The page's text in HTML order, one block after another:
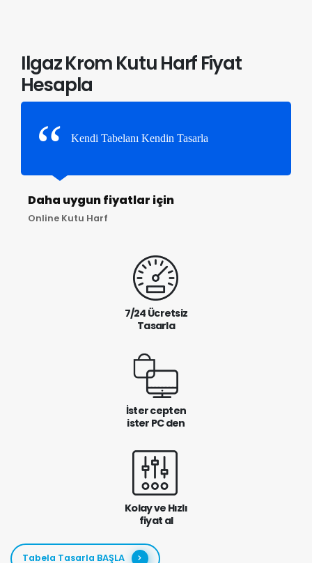
Ilgaz Krom Kutu Harf Fiyat
Hesapla
Kendi Tabelanı Kendin Tasarla
Daha uygun fiyatlar için
Online Kutu Harf
7/24 Ücretsiz
Tasarla
İster cepten
ister PC den
Kolay ve Hızlı
fiyat al
Tabela Tasarla BAŞLA